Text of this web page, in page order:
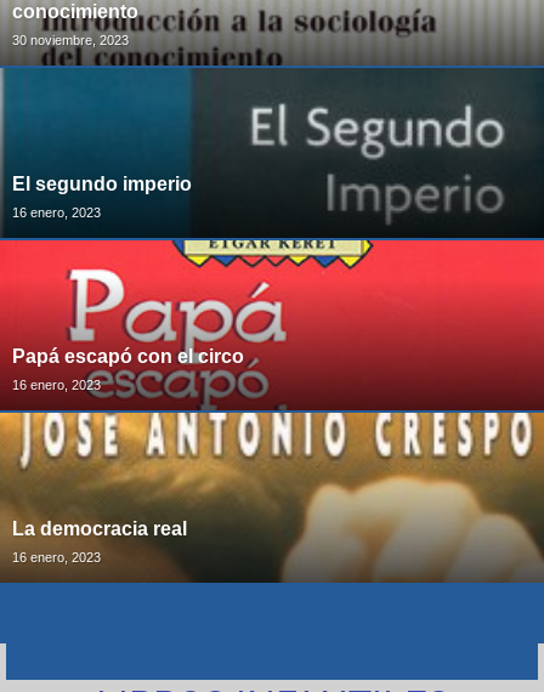
conocimiento
30 noviembre, 2023
El segundo imperio
16 enero, 2023
Papá escapó con el circo
16 enero, 2023
La democracia real
16 enero, 2023